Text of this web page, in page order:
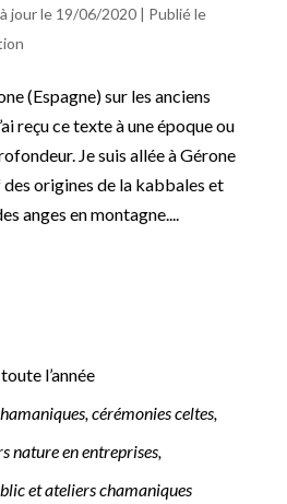
jour le 19/06/2020 | Publié le
(Espagne) sur les anciens
reçu ce texte à une époque ou
Je suis allée à Gérone
origines de la kabbales et
anges en montagne....
l’année
cérémonies celtes,
nature en entreprises,
et ateliers chamaniques